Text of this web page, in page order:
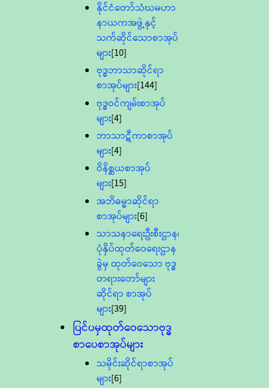
နိုင်ငံတော်သံဃမဟာ
နာယကအဖွဲ့နှင့်
သက်ဆိုင်သောစာအုပ်
များ[10]
ဗုဒ္ဓဘာသာဆိုင်ရာ
စာအုပ်များ[144]
ဗုဒ္ဓဝင်ကျမ်းစာအုပ်
များ[4]
ဘာသာဋီကာစာအုပ်
များ[4]
ဝိနိစ္ဆယစာအုပ်
များ[15]
အဘိဓမ္မာဆိုင်ရာ
စာအုပ်များ[6]
သာသနာရေးဦးစီးဌာန၊
ပုံနှိပ်ထုတ်ဝေရေးဌာန
ခွဲမှ ထုတ်ဝေသော ဗုဒ္ဓ
တရားတော်များ
ဆိုင်ရာ စာအုပ်
များ[39]
ပြင်ပမှထုတ်ဝေသောဗုဒ္ဓ
စာပေစာအုပ်များ
သမိုင်းဆိုင်ရာစာအုပ်
များ[6]